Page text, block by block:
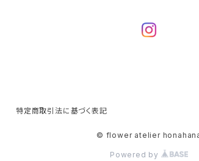
特定商取引法に基づく表記
© flower atelier
Powered by